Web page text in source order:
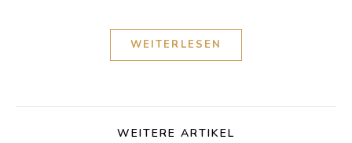
WEITERLESEN
WEITERE ARTIKEL